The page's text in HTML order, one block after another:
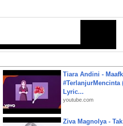
Tiara Andini -
#TerlanjurMencinta
Lyric...
youtube.com
Ziva Magnolya -